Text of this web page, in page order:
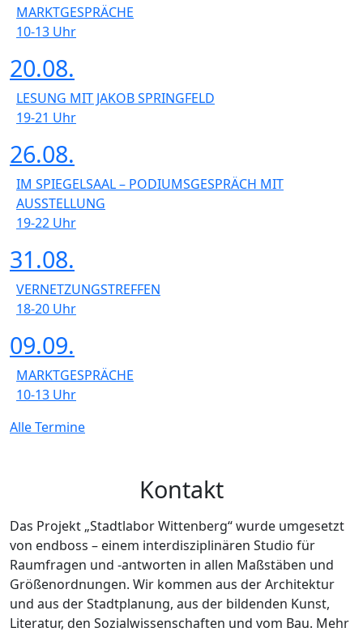
MARKTGESPRÄCHE
10-13 Uhr
20.08.
LESUNG MIT JAKOB SPRINGFELD
19-21 Uhr
26.08.
IM SPIEGELSAAL – PODIUMSGESPRÄCH MIT
AUSSTELLUNG
19-22 Uhr
31.08.
VERNETZUNGSTREFFEN
18-20 Uhr
09.09.
MARKTGESPRÄCHE
10-13 Uhr
Alle Termine
Kontakt
Das Projekt „Stadtlabor Wittenberg“ wurde umgesetzt
von endboss – einem interdisziplinären Studio für
Raumfragen und -antworten in allen Maßstäben und
Größenordnungen. Wir kommen aus der Architektur
und aus der Stadtplanung, aus der bildenden Kunst,
Literatur, den Sozialwissenschaften und vom Bau. Mehr